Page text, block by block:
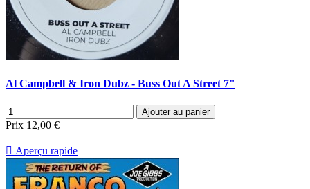
Al Campbell & Iron Dubz - Buss Out A Street 7"
Ajouter au panier
Prix 12,00 €
 Aperçu rapide